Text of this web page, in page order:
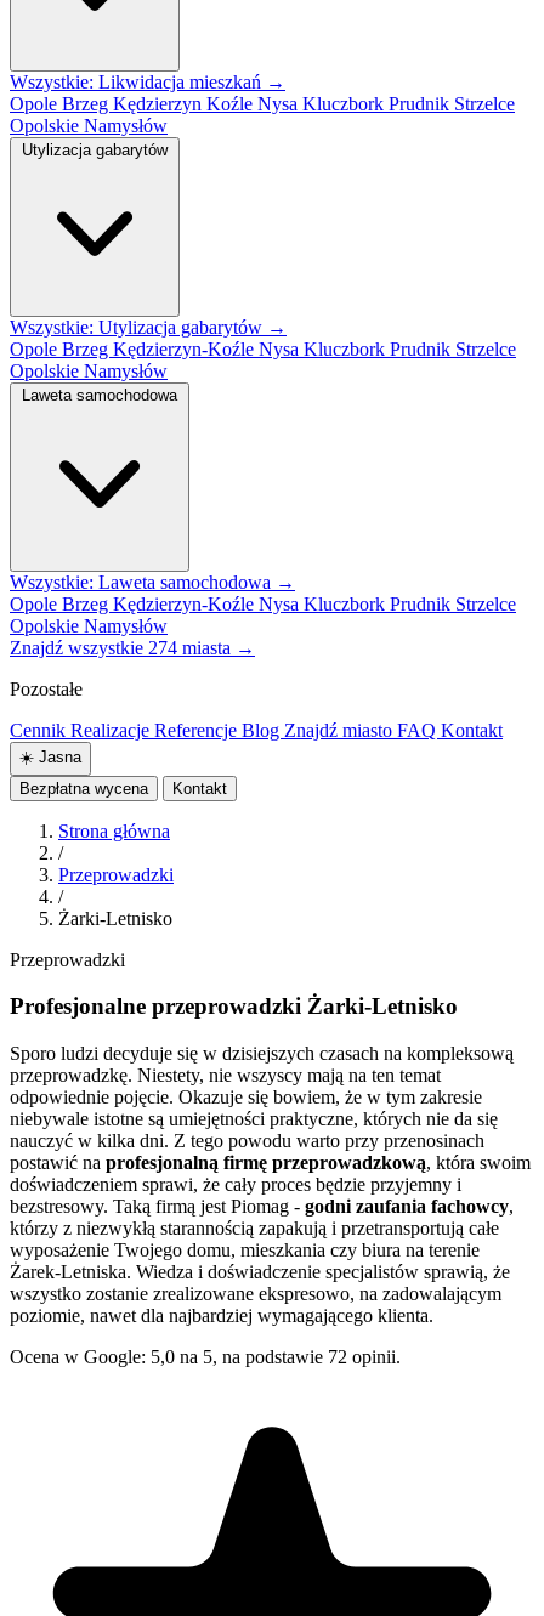
Wszystkie: Likwidacja mieszkań →
Opole Brzeg Kędzierzyn Koźle Nysa Kluczbork Prudnik Strzelce
Opolskie Namysłów
Utylizacja gabarytów
Wszystkie: Utylizacja gabarytów →
Opole Brzeg Kędzierzyn-Koźle Nysa Kluczbork Prudnik Strzelce
Opolskie Namysłów
Laweta samochodowa
Wszystkie: Laweta samochodowa →
Opole Brzeg Kędzierzyn-Koźle Nysa Kluczbork Prudnik Strzelce
Opolskie Namysłów
Znajdź wszystkie 274 miasta →
Pozostałe
Cennik Realizacje Referencje Blog Znajdź miasto FAQ Kontakt
☀️ Jasna
Bezpłatna wycena
Kontakt
Strona główna
/
Przeprowadzki
/
Żarki-Letnisko
Przeprowadzki
Profesjonalne przeprowadzki Żarki-Letnisko
Sporo ludzi decyduje się w dzisiejszych czasach na kompleksową
przeprowadzkę. Niestety, nie wszyscy mają na ten temat
odpowiednie pojęcie. Okazuje się bowiem, że w tym zakresie
niebywale istotne są umiejętności praktyczne, których nie da się
nauczyć w kilka dni. Z tego powodu warto przy przenosinach
postawić na profesjonalną firmę przeprowadzkową, która swoim
doświadczeniem sprawi, że cały proces będzie przyjemny i
bezstresowy. Taką firmą jest Piomag - godni zaufania fachowcy,
którzy z niezwykłą starannością zapakują i przetransportują całe
wyposażenie Twojego domu, mieszkania czy biura na terenie
Żarek-Letniska. Wiedza i doświadczenie specjalistów sprawią, że
wszystko zostanie zrealizowane ekspresowo, na zadowalającym
poziomie, nawet dla najbardziej wymagającego klienta.
Ocena w Google: 5,0 na 5, na podstawie 72 opinii.